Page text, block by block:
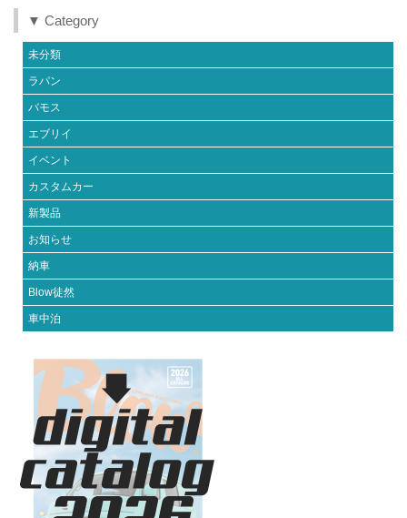
o
k
▼ Category
未分類
ラパン
バモス
エブリイ
イベント
カスタムカー
新製品
お知らせ
納車
Blow徒然
車中泊